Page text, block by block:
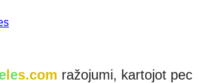
es.com ražojumi, kartojot pec